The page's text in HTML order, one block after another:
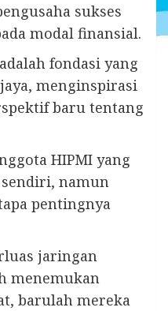
sukses
modal finansial.
fondasi yang
menginspirasi
baru tentang
HIPMI yang
namun
pentingnya
jaringan
menemukan
barulah mereka